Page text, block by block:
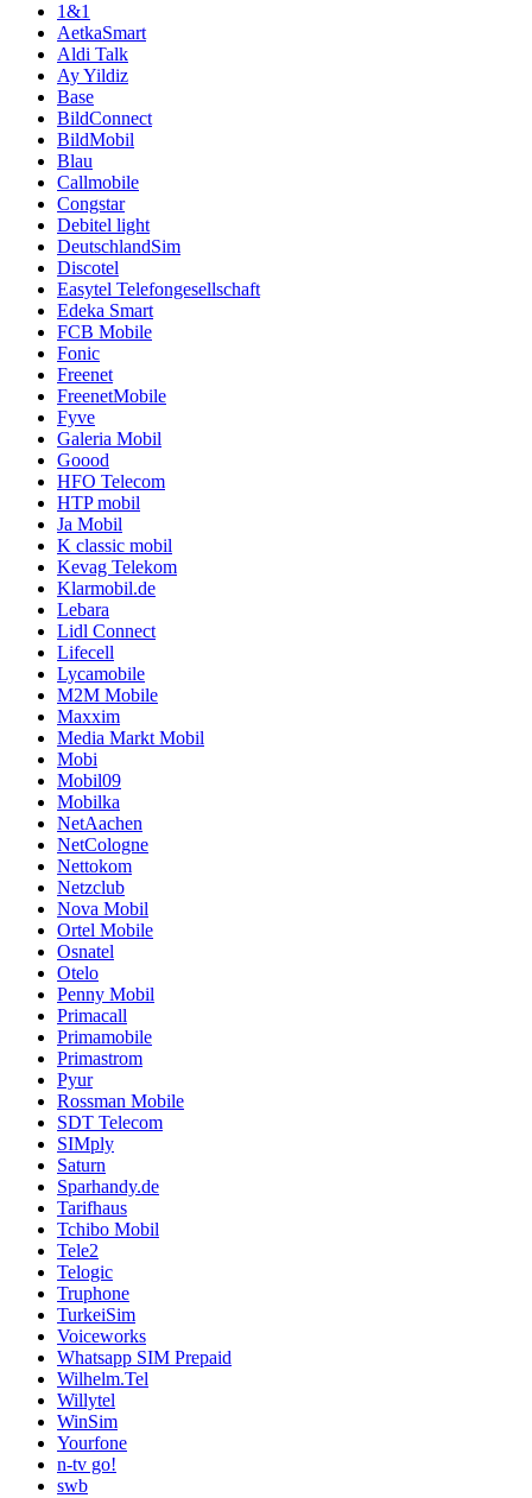
1&1
AetkaSmart
Aldi Talk
Ay Yildiz
Base
BildConnect
BildMobil
Blau
Callmobile
Congstar
Debitel light
DeutschlandSim
Discotel
Easytel Telefongesellschaft
Edeka Smart
FCB Mobile
Fonic
Freenet
FreenetMobile
Fyve
Galeria Mobil
Goood
HFO Telecom
HTP mobil
Ja Mobil
K classic mobil
Kevag Telekom
Klarmobil.de
Lebara
Lidl Connect
Lifecell
Lycamobile
M2M Mobile
Maxxim
Media Markt Mobil
Mobi
Mobil09
Mobilka
NetAachen
NetCologne
Nettokom
Netzclub
Nova Mobil
Ortel Mobile
Osnatel
Otelo
Penny Mobil
Primacall
Primamobile
Primastrom
Pyur
Rossman Mobile
SDT Telecom
SIMply
Saturn
Sparhandy.de
Tarifhaus
Tchibo Mobil
Tele2
Telogic
Truphone
TurkeiSim
Voiceworks
Whatsapp SIM Prepaid
Wilhelm.Tel
Willytel
WinSim
Yourfone
n-tv go!
swb